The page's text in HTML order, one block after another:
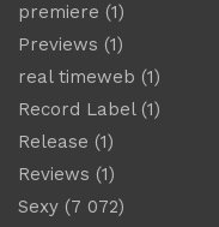
premiere (1)
Previews (1)
real timeweb (1)
Record Label(1)
Release (1)
Reviews (1)
Sexy (7 072)